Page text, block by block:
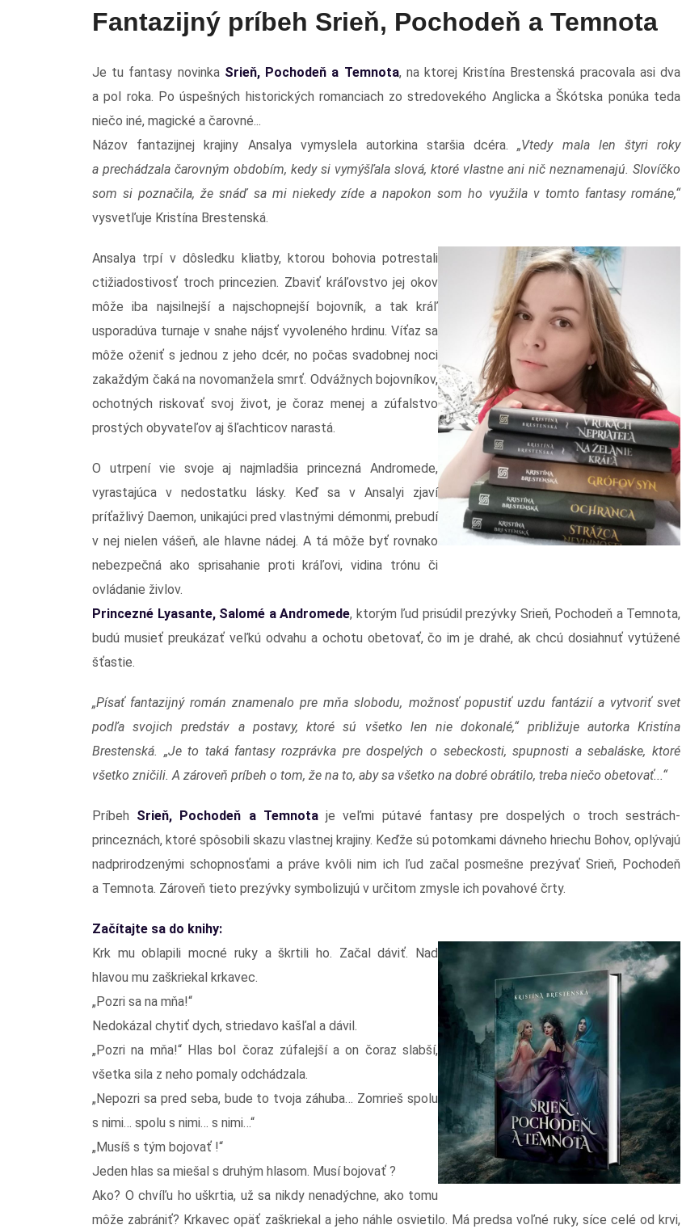
Fantazijný príbeh Srieň, Pochodeň a Temnota
Je tu fantasy novinka Srieň, Pochodeň a Temnota, na ktorej Kristína Brestenská pracovala asi dva
a pol roka. Po úspešných historických romanciach zo stredovekého Anglicka a Škótska ponúka teda
niečo iné, magické a čarovné...
Názov fantazijnej krajiny Ansalya vymyslela autorkina staršia dcéra.„Vtedy mala len štyri roky
a prechádzala čarovným obdobím, kedy si vymýšľala slová, ktoré vlastne ani nič neznamenajú. Slovíčko
som si poznačila, že snáď sa mi niekedy zíde a napokon som ho využila v tomto fantasy románe,“
vysvetľuje Kristína Brestenská.
Ansalya trpí v dôsledku kliatby, ktorou bohovia potrestali
ctižiadostivosť troch princezien. Zbaviť kráľovstvo jej okov
môže iba najsilnejší a najschopnejší bojovník, a tak kráľ
usporadúva turnaje v snahe nájsť vyvoleného hrdinu. Víťaz sa
môže oženiť s jednou z jeho dcér, no počas svadobnej noci
zakaždým čaká na novomanžela smrť. Odvážnych bojovníkov,
ochotných riskovať svoj život, je čoraz menej a zúfalstvo
prostých obyvateľov aj šľachticov narastá.
O utrpení vie svoje aj najmladšia princezná Andromede,
vyrastajúca v nedostatku lásky. Keď sa v Ansalyi zjaví
príťažlivý Daemon, unikajúci pred vlastnými démonmi, prebudí
v nej nielen vášeň, ale hlavne nádej. A tá môže byť rovnako
nebezpečná ako sprisahanie proti kráľovi, vidina trónu či
ovládanie živlov.
Princezné Lyasante, Salomé a Andromede, ktorým ľud prisúdil prezývky Srieň, Pochodeň a Temnota,
budú musieť preukázať veľkú odvahu a ochotu obetovať, čo im je drahé, ak chcú dosiahnuť vytúžené
šťastie.
„Písať fantazijný román znamenalo pre mňa slobodu, možnosť popustiť uzdu fantázií a vytvoriť svet
podľa svojich predstáv a postavy, ktoré sú všetko len nie dokonalé,“ približuje autorka Kristína
Brestenská. „Je to taká fantasy rozprávka pre dospelých o sebeckosti, spupnosti a sebaláske, ktoré
všetko zničili. A zároveň príbeh o tom, že na to, aby sa všetko na dobré obrátilo, treba niečo obetovať...“
Príbeh Srieň, Pochodeň a Temnotaje veľmi pútavé fantasy pre dospelých o troch sestrách-
princeznách, ktoré spôsobili skazu vlastnej krajiny. Keďže sú potomkami dávneho hriechu Bohov, oplývajú
nadprirodzenými schopnosťami a práve kvôli nim ich ľud začal posmešne prezývať Srieň, Pochodeň
a Temnota. Zároveň tieto prezývky symbolizujú v určitom zmysle ich povahové črty.
Začítajte sa do knihy:
Krk mu oblapili mocné ruky a škrtili ho. Začal dáviť. Nad
hlavou mu zaškriekal krkavec.
„Pozri sa na mňa!“
Nedokázal chytiť dych, striedavo kašľal a dávil.
„Pozri na mňa!“ Hlas bol čoraz zúfalejší a on čoraz slabší,
všetka sila z neho pomaly odchádzala.
„Nepozri sa pred seba, bude to tvoja záhuba… Zomrieš spolu
s nimi… spolu s nimi… s nimi…“
„Musíš s tým bojovať !“
Jeden hlas sa miešal s druhým hlasom. Musí bojovať ?
Ako? O chvíľu ho uškrtia, už sa nikdy nenadýchne, ako tomu
môže zabrániť? Krkavec opäť zaškriekal a jeho náhle osvietilo. Má predsa voľné ruky, síce celé od krvi,